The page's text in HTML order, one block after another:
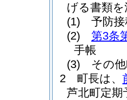
げる書類
(1)
予防
(2)
第3条
手帳
(3)
その
2
町長は、
芦北町定期